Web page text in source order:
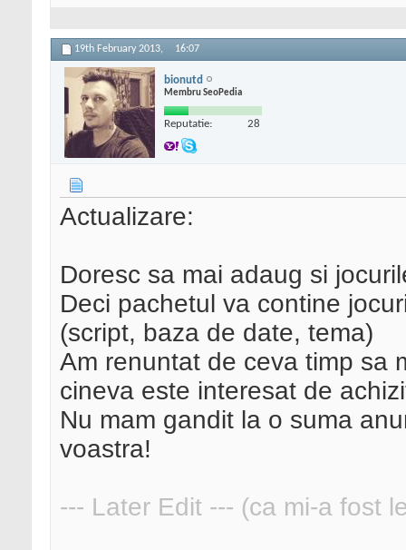
19th February 2013, 16:07
bionutd
Membru SeoPedia
Reputatie: 28
Actualizare:
Doresc sa mai adaug si
Deci pachetul va contine
(script, baza de date, tema)
Am renuntat de ceva timp sa
cineva este interesat de
Nu mam gandit la o suma
voastra!
--- Later Edit --- (ca mi-a fost